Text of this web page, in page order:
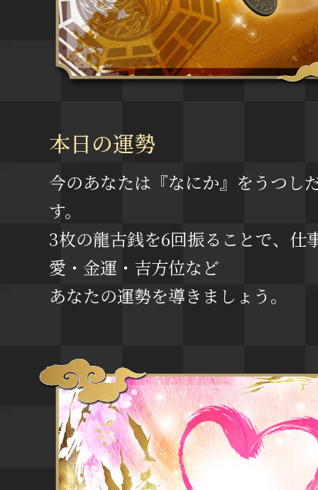
本日の運勢
今のあなたは『なにか』をうつし
す。
3枚の龍古銭を6回振ることで、仕
愛・金運・吉方位など
あなたの運勢を導きましょう。